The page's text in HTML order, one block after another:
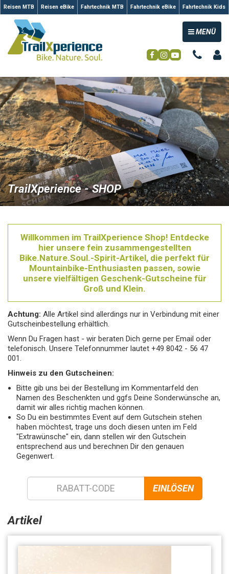
Reisen MTB Reisen eBike Fahrtechnik MTB Fahrtechnik eBike Fahrtechnik Kids
TOGGLE
MENÜ
TrailXperience - SHOP
Willkommen im TrailXperience Shop! Entdecke
hier unsere fein zusammengestellten
Bike.Nature.Soul.-Spirit-Artikel, die perfekt für
Mountainbike-Enthusiasten passen, sowie
unsere vielfältigen Geschenk-Gutscheine für
Groß und Klein.
Achtung: Alle Artikel sind allerdings nur in Verbindung mit einer
Gutscheinbestellung erhältlich.
Wenn Du Fragen hast - wir beraten Dich gerne per Email oder
telefonisch. Unsere Telefonnummer lautet +49 8042 - 56 47
001.
Hinweis zu den Gutscheinen:
Bitte gib uns bei der Bestellung im Kommentarfeld den
Namen des Beschenkten und ggfs Deine Sonderwünsche an,
damit wir alles richtig machen können.
So Du ein bestimmtes Event auf dem Gutschein stehen
haben möchtest, trage uns doch diesen unten im Feld
"Extrawünsche" ein, dann stellen wir den Gutschein
entsprechend aus und berechnen Dir den genauen
Gegenwert.
EINLÖSEN
Artikel